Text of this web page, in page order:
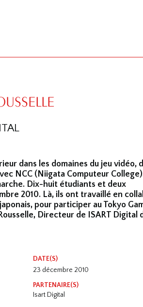
dans les domaines du jeu vidéo,
NCC (Niigata Computeur
Dix-huit étudiants et deux
2010. Là, ils ont travaillé en
pour participer au Tokyo
Directeur de ISART Digital
DATE(S)
23 décembre 2010
PARTENAIRE(S)
Isart Digital